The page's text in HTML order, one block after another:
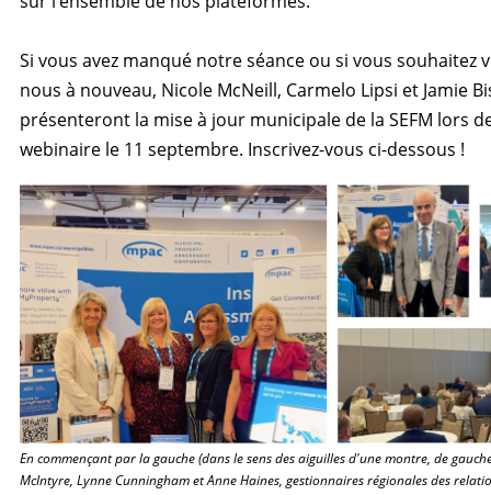
Si vous avez manqué notre séance ou si vous souhaitez
nous à nouveau, Nicole McNeill, Carmelo Lipsi et Jamie
présenteront la mise à jour municipale de la SEFM lors
webinaire le 11 septembre. Inscrivez-vous ci-dessous !
En commençant par la gauche (dans le sens des aiguilles d'une montre, de
McIntyre, Lynne Cunningham et Anne Haines, gestionnaires régionales des